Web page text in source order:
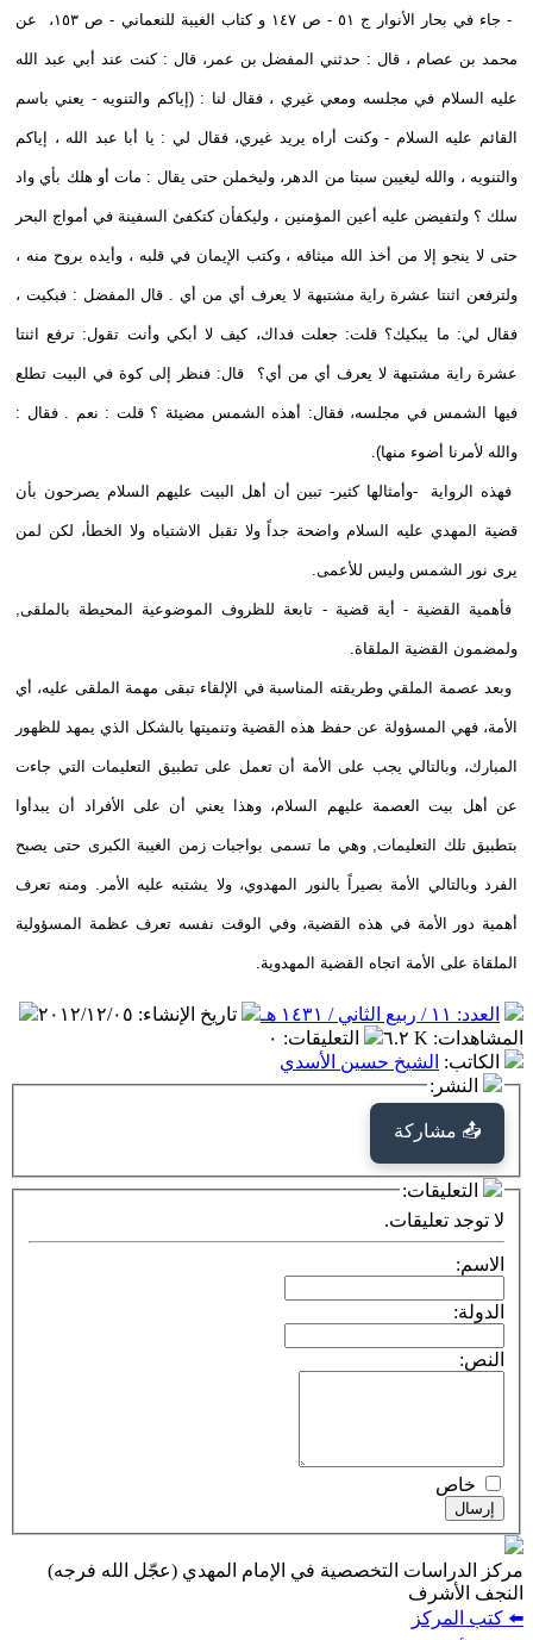
- جاء في بحار الأنوار ج ٥١ - ص ١٤٧ و كتاب الغيبة للنعماني - ص ١٥٣، عن
محمد بن عصام ، قال : حدثني المفضل بن عمر، قال : كنت عند أبي عبد الله
عليه السلام في مجلسه ومعي غيري ، فقال لنا : (إياكم والتنويه - يعني باسم
القائم عليه السلام - وكنت أراه يريد غيري، فقال لي : يا أبا عبد الله ، إياكم
والتنويه ، والله ليغيبن سبتا من الدهر، وليخملن حتى يقال : مات أو هلك بأي واد
سلك ؟ ولتفيضن عليه أعين المؤمنين ، وليكفأن كتكفئ السفينة في أمواج البحر
حتى لا ينجو إلا من أخذ الله ميثاقه ، وكتب الإيمان في قلبه ، وأيده بروح منه ،
ولترفعن اثنتا عشرة راية مشتبهة لا يعرف أي من أي . قال المفضل : فبكيت ،
فقال لي: ما يبكيك؟ قلت: جعلت فداك، كيف لا أبكي وأنت تقول: ترفع اثنتا
عشرة راية مشتبهة لا يعرف أي من أي؟ قال: فنظر إلى كوة في البيت تطلع
فيها الشمس في مجلسه، فقال: أهذه الشمس مضيئة ؟ قلت : نعم . فقال :
والله لأمرنا أضوء منها).
فهذه الرواية -وأمثالها كثير- تبين أن أهل البيت عليهم السلام يصرحون بأن
قضية المهدي عليه السلام واضحة جداً ولا تقبل الاشتباه ولا الخطأ، لكن لمن
يرى نور الشمس وليس للأعمى.
فأهمية القضية - أية قضية - تابعة للظروف الموضوعية المحيطة بالملقى,
ولمضمون القضية الملقاة.
وبعد عصمة الملقي وطريقته المناسبة في الإلقاء تبقى مهمة الملقى عليه، أي
الأمة، فهي المسؤولة عن حفظ هذه القضية وتنميتها بالشكل الذي يمهد للظهور
المبارك، وبالتالي يجب على الأمة أن تعمل على تطبيق التعليمات التي جاءت
عن أهل بيت العصمة عليهم السلام، وهذا يعني أن على الأفراد أن يبدأوا
بتطبيق تلك التعليمات, وهي ما تسمى بواجبات زمن الغيبة الكبرى حتى يصبح
الفرد وبالتالي الأمة بصيراً بالنور المهدوي، ولا يشتبه عليه الأمر. ومنه تعرف
أهمية دور الأمة في هذه القضية، وفي الوقت نفسه تعرف عظمة المسؤولية
الملقاة على الأمة اتجاه القضية المهدوية.
العدد: ١١ / ربيع الثاني / ١٤٣١ هـ تاريخ الإنشاء: ٢٠١٢/١٢/٠٥
المشاهدات: ٦.٢ K التعليقات: ٠
الكاتب: الشيخ حسين الأسدي
النشر:
📤 مشاركة
التعليقات:
لا توجد تعليقات.
الاسم:
الدولة:
النص:
خاص
إرسال
مركز الدراسات التخصصية في الإمام المهدي (عجّل الله فرجه)
النجف الأشرف
⬅️ كتب المركز